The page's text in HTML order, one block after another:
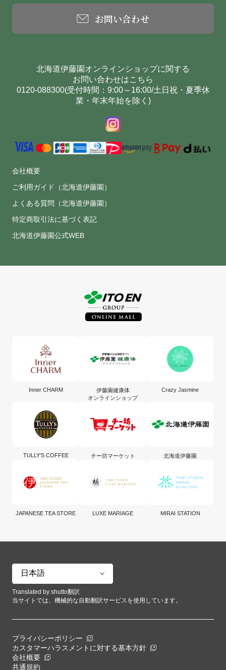
お問い合わせ
北海道伊藤園オンラインショップに関する
お問い合わせはこちら
0120-088300(受付時間：9:00～16:00/土日祝・夏季休
業・年末年始を除く)
会社概要
ご利用ガイド（北海道伊藤園）
よくある質問（北海道伊藤園）
特定商取引法に基づく表記
北海道伊藤園公式WEB
Inner CHARM
伊藤園健康体
オンラインショップ
Crazy Jasmine
TULLY'S COFFEE チー坊マーケット 北海道伊藤園
JAPANESE TEA STORE LUXE MARIAGE MIRAI STATION
Translated by shutto翻訳
当サイトでは、機械的な自動翻訳サービスを使用しています。
プライバシーポリシー
カスタマーハラスメントに対する基本方針
会社概要
共通規約